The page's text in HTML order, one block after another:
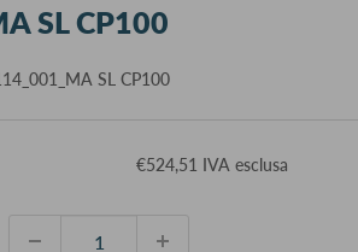
SL CP100
SL CP100
€524,51 IVA esclusa